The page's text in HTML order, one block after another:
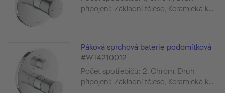
připojení: Základní těleso, Keramická k...
Páková sprchová baterie podomítková
#WT4210012
Počet spotřebičů: 2, Chrom, Druh
připojení: Základní těleso, Keramická k...